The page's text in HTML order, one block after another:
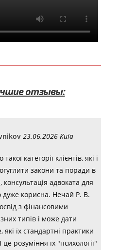
отзывы:
23.06.2026 Київ
категорії клієнтів, які і
закони та поради в
консультація адвоката для
дуже корисна. Нечай Р. В.
з фінансовими
типів і може дати
їх стандартні практики
це розуміння їх "психології"